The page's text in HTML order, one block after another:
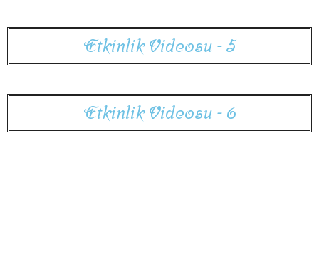
Etkinlik Videosu - 5
Etkinlik Videosu - 6